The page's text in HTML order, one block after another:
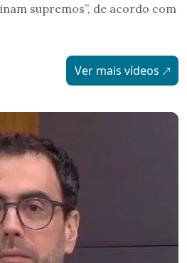
supremos”, de acordo com
Ver mais vídeos